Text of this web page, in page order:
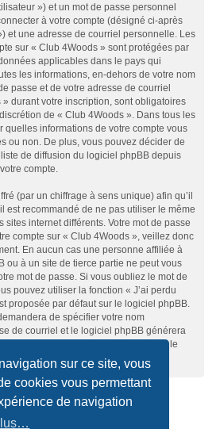
sur ce site, vous
cookies vous permettant
de navigation
») et un mot de passe personnel
à votre compte (désigné ci-après
et une adresse de courriel personnelle. Les
sur « Club 4Woods » sont protégées par
applicables dans le pays qui
les informations, en-dehors de votre nom
passe et de votre adresse de courriel
durant votre inscription, sont obligatoires
de « Club 4Woods ». Dans tous les
quelles informations de votre compte vous
ou non. De plus, vous pouvez décider de
de diffusion du logiciel phpBB depuis
compte.
(par un chiffrage à sens unique) afin qu’il
est recommandé de ne pas utiliser le même
sites internet différents. Votre mot de passe
compte sur « Club 4Woods », veillez donc
En aucun cas une personne affiliée à
ou à un site de tierce partie ne peut vous
mot de passe. Si vous oubliez le mot de
pouvez utiliser la fonction « J’ai perdu
proposée par défaut sur le logiciel phpBB.
de spécifier votre nom
de courriel et le logiciel phpBB générera
afin que vous puissiez reprendre le